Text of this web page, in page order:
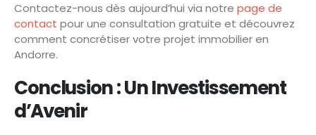
Contactez-nous dès aujourd’hui via notre page de
contact pour une consultation gratuite et découvrez
comment concrétiser votre projet immobilier en
Andorre.
Conclusion : Un Investissement
d’Avenir